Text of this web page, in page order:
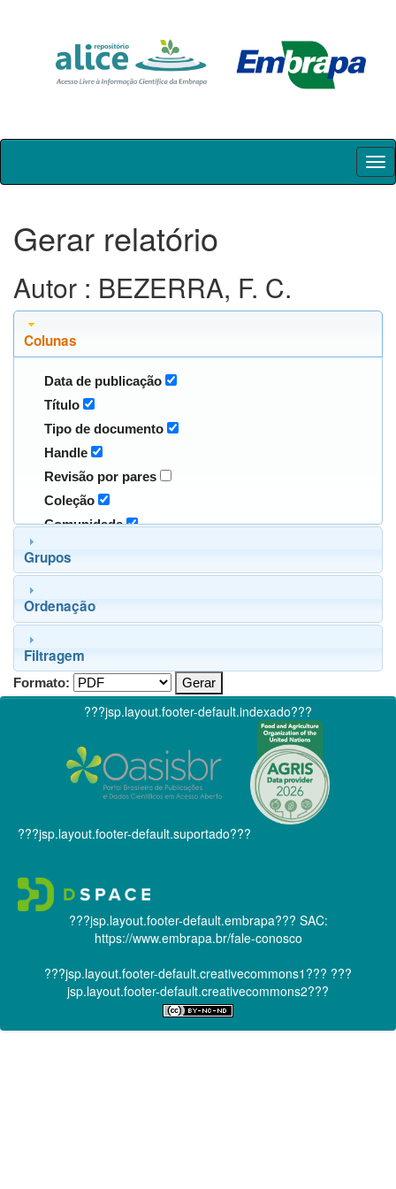
Skip
Gerar relatório
Autor : BEZERRA, F. C.
Colunas
Data de publicação
Título
Tipo de documento
Handle
Revisão por pares
Coleção
Comunidade
Grupos
Ordenação
Filtragem
Formato:
???jsp.layout.footer-default.indexado???
???jsp.layout.footer-default.suportado???
???jsp.layout.footer-default.embrapa??? SAC:
https://www.embrapa.br/fale-conosco
???jsp.layout.footer-default.creativecommons1??? ???
jsp.layout.footer-default.creativecommons2???